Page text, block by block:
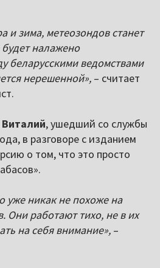
и зима, метеозондов станет
налажено
беларусскими ведомствами
нерешенной», – считает
Виталий, ушедший со службы
в разговоре с изданием
о том, что это просто
уже никак не похоже на
Они работают тихо, не в их
на себя внимание», –